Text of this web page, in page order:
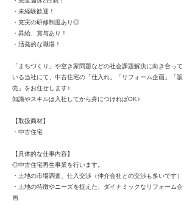
・未経験歓迎！
・充実の研修制度あり◎
・昇給、賞与あり！
・活発的な職場！
「まちづくり」や空き家問題などの社会課題解決に向き合って
いる当社にて、中古住宅の「仕入れ」「リフォーム企画」「販
売」をお任せします♪
知識やスキルは入社してから身につければOK♪
【取扱商材】
・中古住宅
【具体的な仕事内容】
◎中古住宅再生事業を行います。
・土地の市場調査、仕入交渉（仲介会社との交渉も多いです）
・土地の特徴やニーズを捉えた、ダイナミックなリフォーム企
画